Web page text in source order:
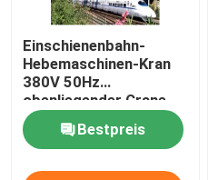
Einschienenbahn-
Hebemaschinen-Kran
380V 50Hz
obenliegender Crane
Machine High Strength
Steel
Bestpreis